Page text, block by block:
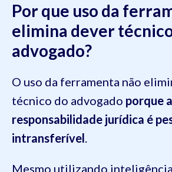
Por que uso da
elimina dever
advogado?
O uso da ferramenta não
técnico do advogado porque a
responsabilidade jurídica é
intransferível .
Mesmo utilizando